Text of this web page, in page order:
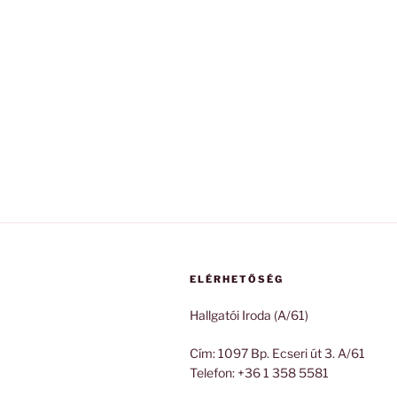
ELÉRHETŐSÉG
Hallgatói Iroda (A/61)
Cím: 1097 Bp. Ecseri út 3. A/61
Telefon: +36 1 358 5581